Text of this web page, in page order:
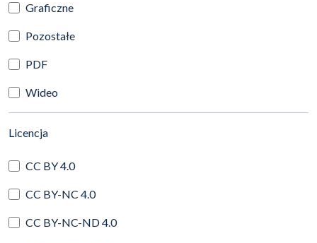
Graficzne
Pozostałe
PDF
Wideo
Licencja(automatyczne przeładowanie treści)
CC BY 4.0
CC BY-NC 4.0
CC BY-NC-ND 4.0